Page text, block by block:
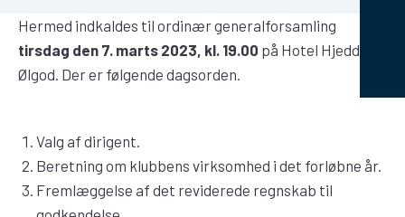
Hermed indkaldes til ordinær generalforsamling
tirsdag den 7. marts 2023, kl. 19.00 på Hotel Hjedding,
Ølgod. Der er følgende dagsorden.
Valg af dirigent.
Beretning om klubbens virksomhed i det forløbne år.
Fremlæggelse af det reviderede regnskab til